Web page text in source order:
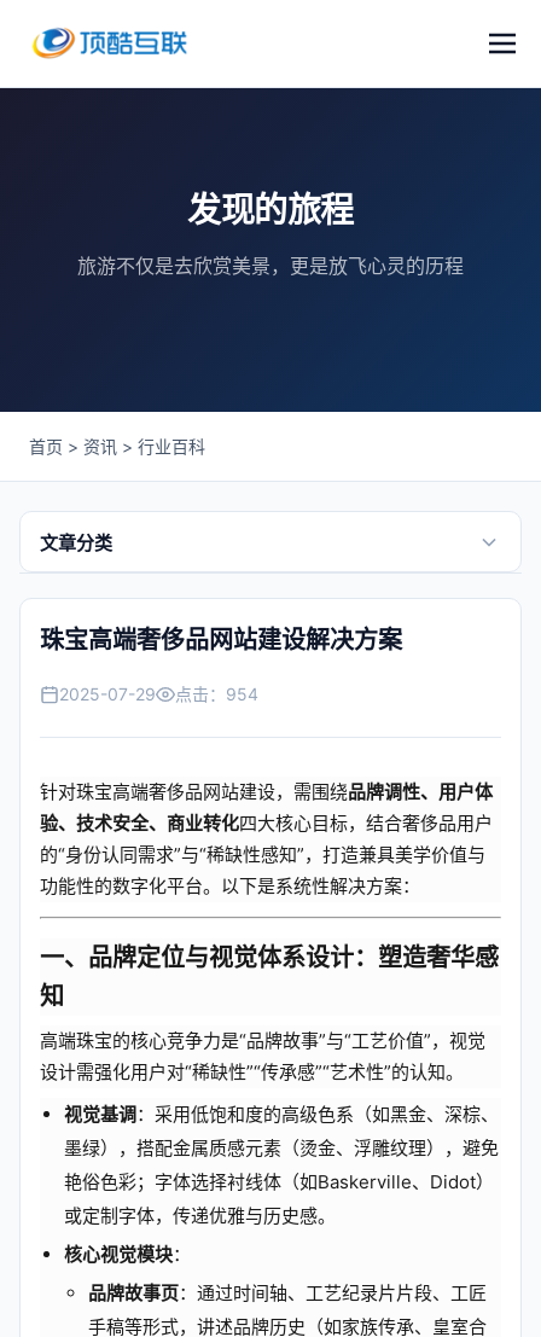
发现的旅程
旅游不仅是去欣赏美景，更是放飞心灵的历程
首页 > 资讯 > 行业百科
文章分类
常见问题
帮助中心
珠宝高端奢侈品网站建设解决方案
2025-07-29 点击： 954
针对珠宝高端奢侈品网站建设，需围绕品牌调性、用户体
验、技术安全、商业转化四大核心目标，结合奢侈品用户
的“身份认同需求”与“稀缺性感知”，打造兼具美学价值与
功能性的数字化平台。以下是系统性解决方案：
一、品牌定位与视觉体系设计：塑造奢华感
知
高端珠宝的核心竞争力是“品牌故事”与“工艺价值”，视觉
设计需强化用户对“稀缺性”“传承感”“艺术性”的认知。
视觉基调：采用低饱和度的高级色系（如黑金、深棕、
墨绿），搭配金属质感元素（烫金、浮雕纹理），避免
艳俗色彩；字体选择衬线体（如Baskerville、Didot）
或定制字体，传递优雅与历史感。
核心视觉模块：
品牌故事页：通过时间轴、工艺纪录片片段、工匠
手稿等形式，讲述品牌历史（如家族传承、皇室合